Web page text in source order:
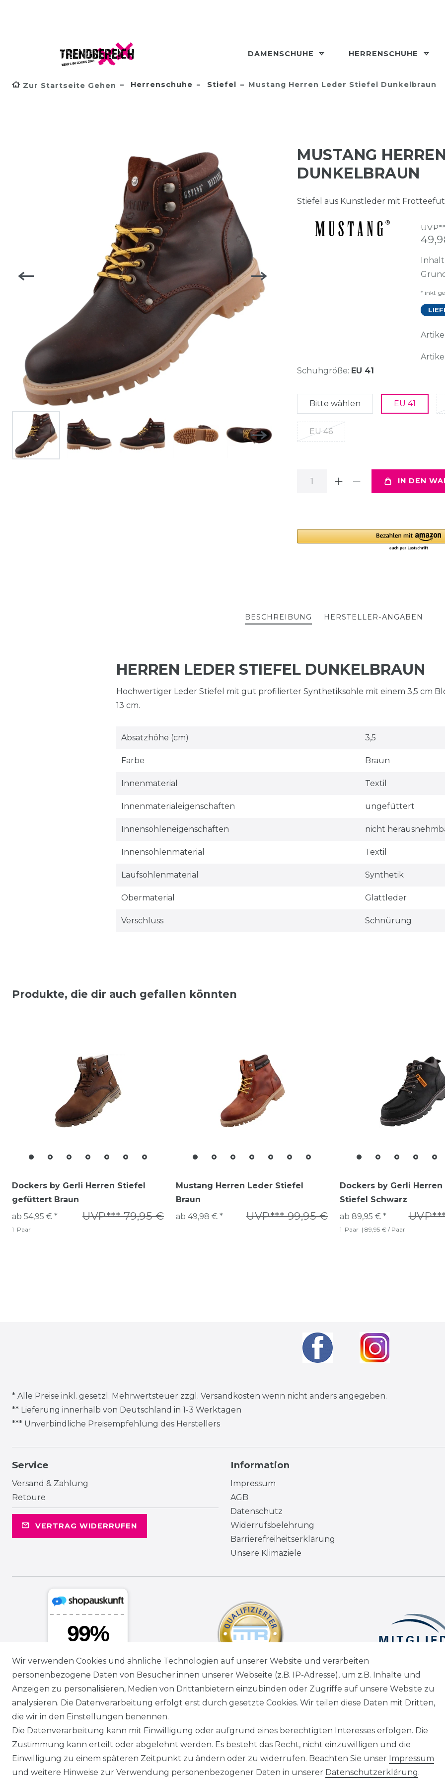
DAMENSCHUHE HERRENSCHUHE
Zur Startseite Gehen Herrenschuhe Stiefel Mustang Herren Leder Stiefel Dunkelbraun
MUSTANG
DUNKELBRAUN
Stiefel aus Kunstleder mit
Inhalt
* inkl.
Schuhgröße: EU 41
Bitte wählen EU 41
EU 46
IN DEN
BESCHREIBUNG HERSTELLER-ANGABEN
HERREN LEDER STIEFEL DUNKELBRAUN
Hochwertiger Leder Stiefel mit gut profilierter Synthetiksohle mit einem 3,5 cm
13 cm.
Absatzhöhe (cm) 3,5
Farbe Braun
Innenmaterial Textil
Innenmaterialeigenschaften ungefüttert
Innensohleneigenschaften nicht
Innensohlenmaterial Textil
Laufsohlenmaterial Synthetik
Obermaterial Glattleder
Verschluss Schnürung
Produkte, die dir auch gefallen könnten
Dockers by Gerli Herren Stiefel
gefüttert Braun
UVP*** 79,95 €
ab 54,95 € *
1 Paar
Mustang Herren Leder Stiefel
Braun
UVP*** 99,95 €
ab 49,98 € *
Dockers by Gerli
Stiefel Schwarz
ab 89,95 € *
1 Paar | 89,95 € / Paar
Mustang Herren Leder Stiefel
Dunkelbraun
* Alle Preise inkl. gesetzl. Mehrwertsteuer zzgl. Versandkostenwenn nicht anders angegeben.
** Lieferung innerhalb von Deutschland in 1-3 Werktagen
*** Unverbindliche Preisempfehlung des Herstellers
Service
Versand & Zahlung
Information
Impressum
Wir verwenden Cookies und ähnliche Technologien auf unserer Website und verarbeiten
personenbezogene Daten von Besucher:innen unserer Webseite (z.B. IP-Adresse), um z.B. Inhalte und
Anzeigen zu personalisieren, Medien von Drittanbietern einzubinden oder Zugriffe auf unsere Website zu
analysieren. Die Datenverarbeitung erfolgt erst durch gesetzte Cookies. Wir teilen diese Daten mit Dritten,
die wir in den Einstellungen benennen.
Die Datenverarbeitung kann mit Einwilligung oder aufgrund eines berechtigten Interesses erfolgen. Die
Zustimmung kann erteilt oder abgelehnt werden. Es besteht das Recht, nicht einzuwilligen und die
Einwilligung zu einem späteren Zeitpunkt zu ändern oder zu widerrufen. Beachten Sie unser Impressum
und weitere Hinweise zur Verwendung personenbezogener Daten in unserer Daten­schutz­erklärung.